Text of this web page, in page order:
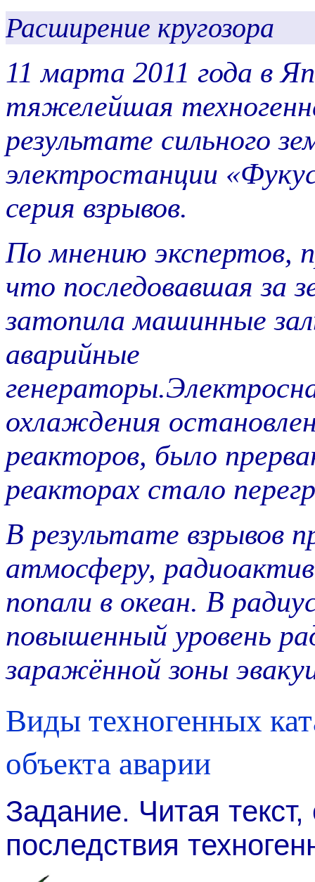
Расширение кругозора
11 марта 2011 года в
тяжелейшая
результате сильного
электростанции
серия взрывов.
По мнению экспертов,
что последовавшая за
затопила машинные
аварийные
охлаждения
реакторов, было
реакторах стало
В результате взрывов
атмосферу,
попали в океан. В
повышенный уровень
заражённой зоны
Виды техногенных
объекта аварии
Задание. Читая
последствия